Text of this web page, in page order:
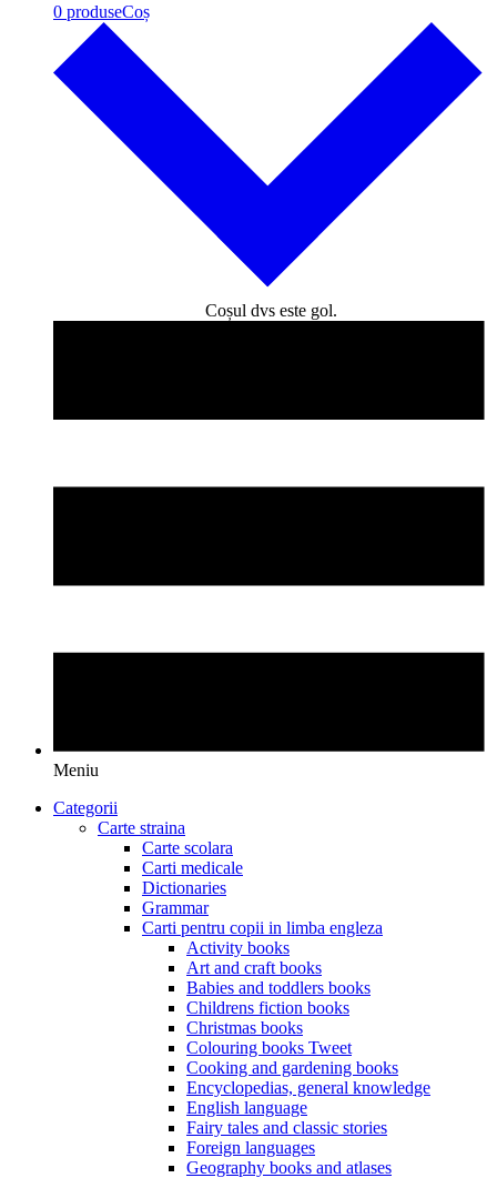
0 produseCoș
Coșul dvs este gol.
Meniu
Categorii
Carte straina
Carte scolara
Carti medicale
Dictionaries
Grammar
Carti pentru copii in limba engleza
Activity books
Art and craft books
Babies and toddlers books
Childrens fiction books
Christmas books
Colouring books Tweet
Cooking and gardening books
Encyclopedias, general knowledge
English language
Fairy tales and classic stories
Foreign languages
Geography books and atlases